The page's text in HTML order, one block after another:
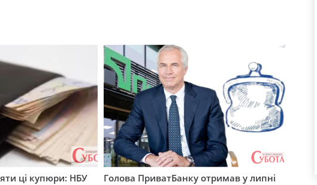
ці купюри: НБУ
Голова ПриватБанку отримав у липні